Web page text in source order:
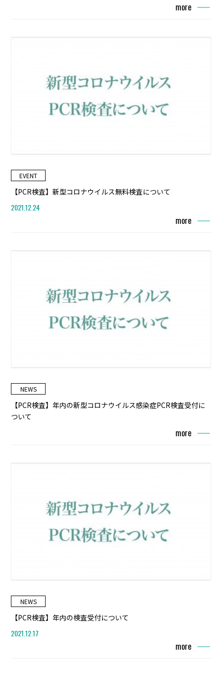
more
EVENT
【PCR検査】新型コロナウイルス無料検査について
2021.12.24
more
NEWS
【PCR検査】年内の新型コロナウイルス感染症PCR検査受付に
ついて
more
NEWS
【PCR検査】年内の検査受付について
2021.12.17
more